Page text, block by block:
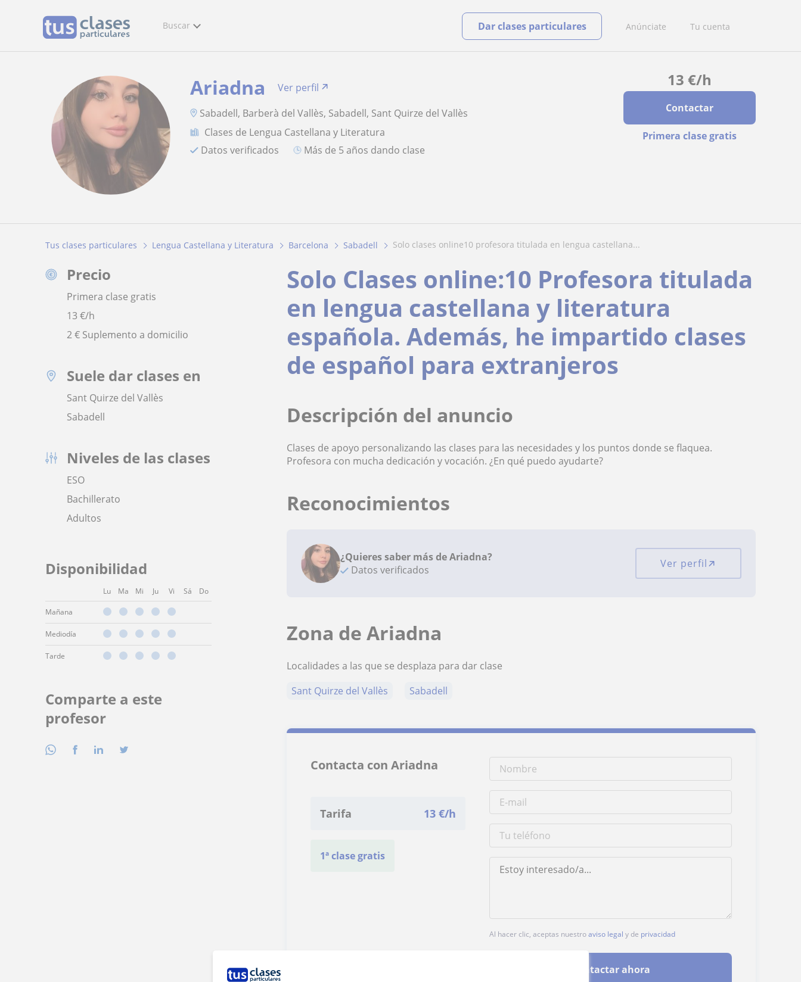
Buscar Anúnciate Tu cuenta
Dar clases particulares
13 €/h
Contactar
Primera clase gratis
Ariadna
Ver perfil
Sabadell, Barberà del Vallès, Sabadell, Sant Quirze del Vallès
Clases de Lengua Castellana y Literatura
Datos verificados
más de 5 años dando clase
Tus clases particulares Lengua Castellana y Literatura Barcelona Sabadell solo clases online10 profesora titulada en lengua castellana...
Precio
Primera clase gratis
13 €/h
2 € Suplemento a domicilio
Suele dar clases en
Sant Quirze del Vallès
Sabadell
Niveles de las clases
ESO
Bachillerato
Adultos
Disponibilidad
Lu Ma Mi Ju Vi Sá Do
Mañana
Mediodía
Tarde
Comparte a este
profesor
Solo Clases online:10 Profesora titulada
en lengua castellana y literatura
española. Además, he impartido clases
de español para extranjeros
Descripción del anuncio
Clases de apoyo personalizando las clases para las necesidades y los puntos donde se flaquea.
Profesora con mucha dedicación y vocación. ¿En qué puedo ayudarte?
Reconocimientos
¿Quieres saber más de Ariadna?
Datos verificados
Ver perfil
Zona de Ariadna
Localidades a las que se desplaza para dar clase
Sant Quirze del Vallès
Sabadell
Contacta con Ariadna
Tarifa 13 €/h
1ª clase gratis
Al hacer clic, aceptas nuestroaviso legal y de privacidad
Contactar ahora